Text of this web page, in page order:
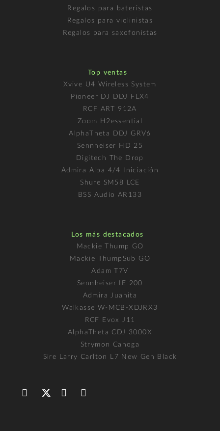
Regalos para bateristas
Regalos para violinistas
Regalos para saxofonistas
Top ventas
Xvive U4 Wireless System
Pioneer DJ DDJ FLX4
RCF ART 912A
Zoom H2essential
AlphaTheta DDJ GRV6
Sennheiser HD 25
Digitech The Drop
Admira Alba 4/4 Iniciación
Shure SM58 LCE
BSS Audio AR133
Los más destacados
Mackie Thump GO
Mackie ThumpSub GO
Adam T7V
Sennheiser IE 200
Admira Juanita
Walkasse W-MCB-XDJRX3
RCF Evox J11
AlphaTheta CDJ 3000X
Strymon Canoga
Sire Larry Carlton L7 New Gen Black